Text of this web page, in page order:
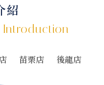
紹
Introduction
苗栗店 後龍店